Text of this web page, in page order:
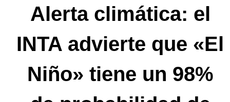
Alerta climática: el
INTA advierte que «El
Niño» tiene un 98%